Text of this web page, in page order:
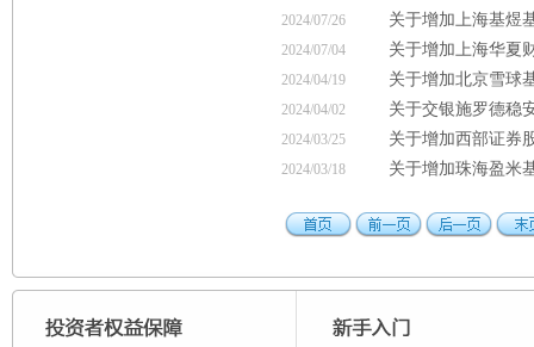
2024/07/26 关于增加上海基煜
2024/07/04 关于增加上海华夏
2024/04/19 关于增加北京雪球
2024/04/02 关于交银施罗德稳
2024/03/25 关于增加西部证券
2024/03/18 关于增加珠海盈米